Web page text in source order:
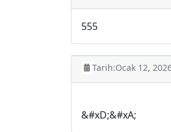
555
Tarih:Ocak 12,
&#xD;&#xA;